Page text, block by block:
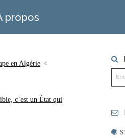
propos
en Algérie
c’est un État qui